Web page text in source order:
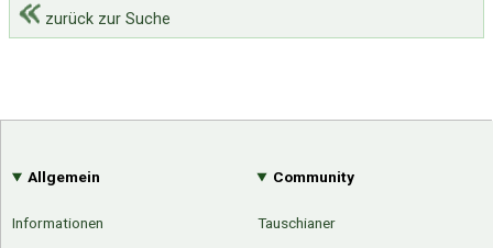
zurück zur Suche
Allgemein
Informationen
Community
Tauschianer